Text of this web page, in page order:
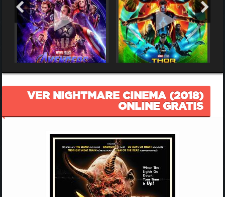
VER NIGHTMARE CINEMA (2018)
ONLINE GRATIS